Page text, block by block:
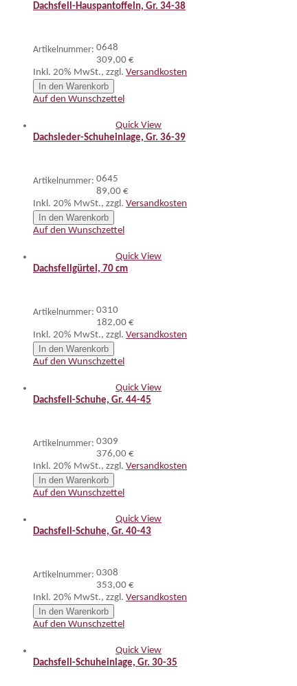
Dachsfell-Hauspantoffeln, Gr. 34-38
Artikelnummer: 0648
309,00 €
Inkl. 20% MwSt., zzgl. Versandkosten
In den Warenkorb
Auf den Wunschzettel
Quick View
Dachsleder-Schuheinlage, Gr. 36-39
Artikelnummer: 0645
89,00 €
Inkl. 20% MwSt., zzgl. Versandkosten
In den Warenkorb
Auf den Wunschzettel
Quick View
Dachsfellgürtel, 70 cm
Artikelnummer: 0310
182,00 €
Inkl. 20% MwSt., zzgl. Versandkosten
In den Warenkorb
Auf den Wunschzettel
Quick View
Dachsfell-Schuhe, Gr. 44-45
Artikelnummer: 0309
376,00 €
Inkl. 20% MwSt., zzgl. Versandkosten
In den Warenkorb
Auf den Wunschzettel
Quick View
Dachsfell-Schuhe, Gr. 40-43
Artikelnummer: 0308
353,00 €
Inkl. 20% MwSt., zzgl. Versandkosten
In den Warenkorb
Auf den Wunschzettel
Quick View
Dachsfell-Schuheinlage, Gr. 30-35